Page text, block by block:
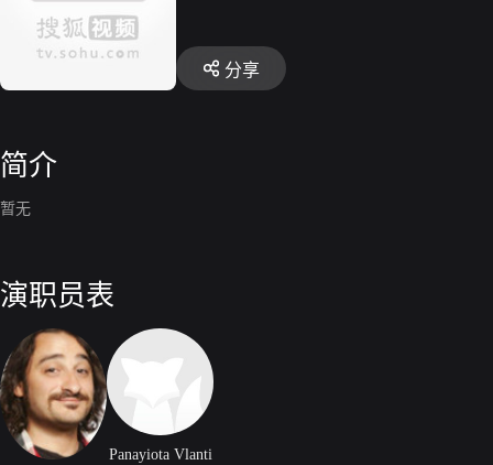
分享
简介
暂无
演职员表
Panayiota Vlanti